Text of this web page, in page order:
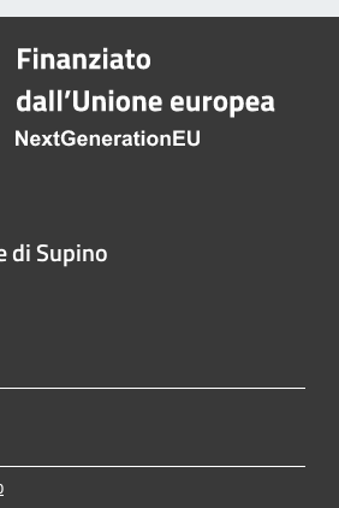
di Supino